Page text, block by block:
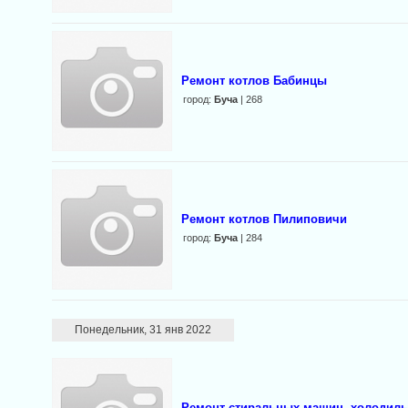
Ремонт котлов Бабинцы
город:Буча | 268
Ремонт котлов Пилиповичи
город:Буча | 284
Понедельник, 31 янв 2022